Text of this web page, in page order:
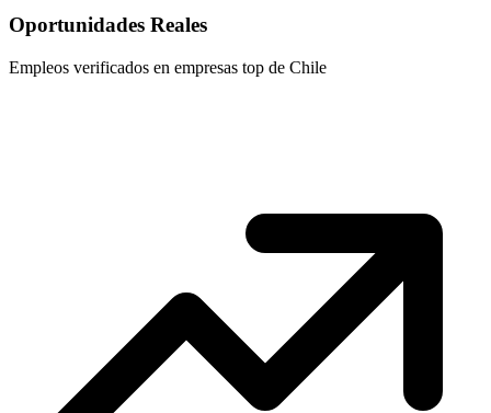
Oportunidades Reales
Empleos verificados en empresas top de Chile